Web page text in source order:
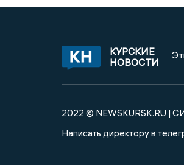
КУРСКИЕ
НОВОСТИ
2022 © NEWSKURSK.RU |
Написать директору в